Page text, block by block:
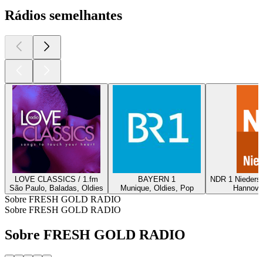
Rádios semelhantes
LOVE CLASSICS / 1.fm
São Paulo, Baladas, Oldies
BAYERN 1
Munique, Oldies, Pop
NDR 1
Sobre FRESH GOLD RADIO
Sobre FRESH GOLD RADIO
Sobre FRESH GOLD RADIO